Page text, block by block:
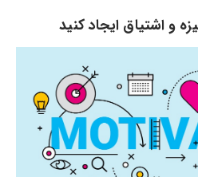
و اشتیاق ایجاد کنید